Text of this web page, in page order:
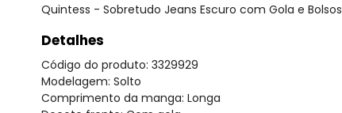
Quintess - Sobretudo Jeans Escuro com Gola e Bolsos
Detalhes
Código do produto: 3329929
Modelagem: Solto
Comprimento da manga: Longa